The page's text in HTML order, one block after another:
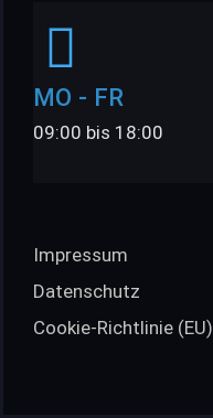
MO - FR
09:00 bis 18:00
Impressum
Datenschutz
Cookie-Richtlinie (EU)